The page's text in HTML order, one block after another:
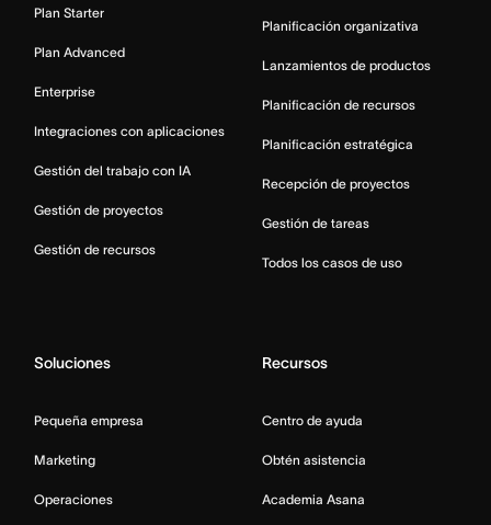
Plan Starter
Plan Advanced
Enterprise
Integraciones con aplicaciones
Gestión del trabajo con IA
Gestión de proyectos
Gestión de recursos
Planificación organizativa
Lanzamientos de productos
Planificación de recursos
Planificación estratégica
Recepción de proyectos
Gestión de tareas
Todos los casos de uso
Soluciones
Pequeña empresa
Marketing
Operaciones
Recursos
Centro de ayuda
Obtén asistencia
Academia Asana